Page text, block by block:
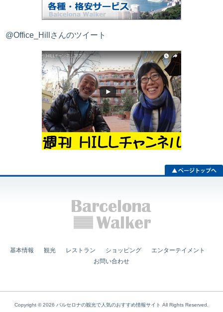
@Office_Hillさんのツイート
基本情報 観光 レストラン ショッピング
エンターテイメント
お問い合わせ
Copyright © 2026 バルセロナの観光で人気のおすすめ情報サイト All Rights Reserved.